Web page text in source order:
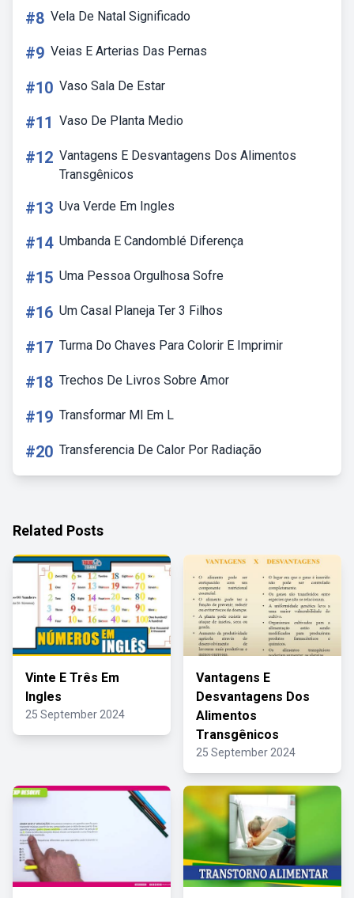
#8 Vela De Natal Significado
#9 Veias E Arterias Das Pernas
#10 Vaso Sala De Estar
#11 Vaso De Planta Medio
#12 Vantagens E Desvantagens Dos Alimentos
Transgênicos
#13 Uva Verde Em Ingles
#14 Umbanda E Candomblé Diferença
#15 Uma Pessoa Orgulhosa Sofre
#16 Um Casal Planeja Ter 3 Filhos
#17 Turma Do Chaves Para Colorir E Imprimir
#18 Trechos De Livros Sobre Amor
#19 Transformar Ml Em L
#20 Transferencia De Calor Por Radiação
Related Posts
Vinte E Três Em
Ingles
25 September 2024
Vantagens E
Desvantagens Dos
Alimentos
Transgênicos
25 September 2024